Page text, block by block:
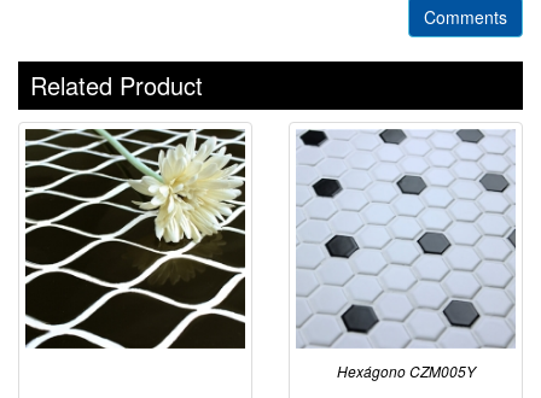
Comments
Related Product
Hexágono CZM005Y